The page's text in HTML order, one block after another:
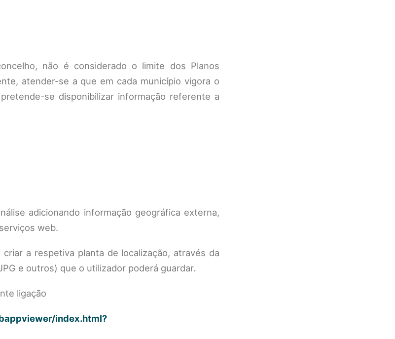
não é considerado o limite dos Planos
atender-se a que em cada município vigora o
se disponibilizar informação referente a
adicionando informação geográfica externa,
web.
a respetiva planta de localização, através da
e outros) que o utilizador poderá guardar.
ligação
index.html?